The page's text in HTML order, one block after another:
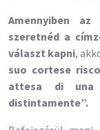
Amennyiben
szeretnéd a
választ kapni,
suo cortese
attesa di una
distintamente”.